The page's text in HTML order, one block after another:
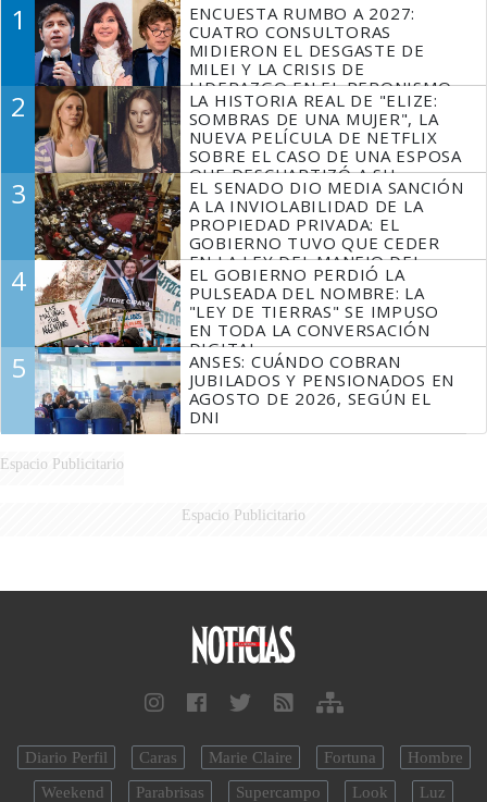
1
ENCUESTA RUMBO A 2027:
CUATRO CONSULTORAS
MIDIERON EL DESGASTE DE
MILEI Y LA CRISIS DE
LIDERAZGO EN EL PERONISMO
2
LA HISTORIA REAL DE "ELIZE:
SOMBRAS DE UNA MUJER", LA
NUEVA PELÍCULA DE NETFLIX
SOBRE EL CASO DE UNA ESPOSA
QUE DESCUARTIZÓ A SU
MARIDO
3
EL SENADO DIO MEDIA SANCIÓN
A LA INVIOLABILIDAD DE LA
PROPIEDAD PRIVADA: EL
GOBIERNO TUVO QUE CEDER
EN LA LEY DEL MANEJO DEL
FUEGO
4
EL GOBIERNO PERDIÓ LA
PULSEADA DEL NOMBRE: LA
"LEY DE TIERRAS" SE IMPUSO
EN TODA LA CONVERSACIÓN
DIGITAL
5
ANSES: CUÁNDO COBRAN
JUBILADOS Y PENSIONADOS EN
AGOSTO DE 2026, SEGÚN EL
DNI
Espacio Publicitario
Espacio Publicitario
Diario Perfil Caras Marie Claire Fortuna
Hombre
Weekend
Parabrisas Supercampo Look Luz